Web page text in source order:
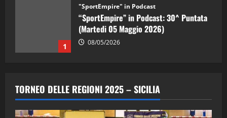
1
"SportEmpire" in Podcast
“SportEmpire” in Podcast: 30^ Puntata
(Martedi 05 Maggio 2026)
08/05/2026
2
“SportEmpire” in Podcast: 29^ Puntata
(Martedi 28 Aprile 2026)
28/04/2026
TORNEO DELLE REGIONI 2025 – SICILIA